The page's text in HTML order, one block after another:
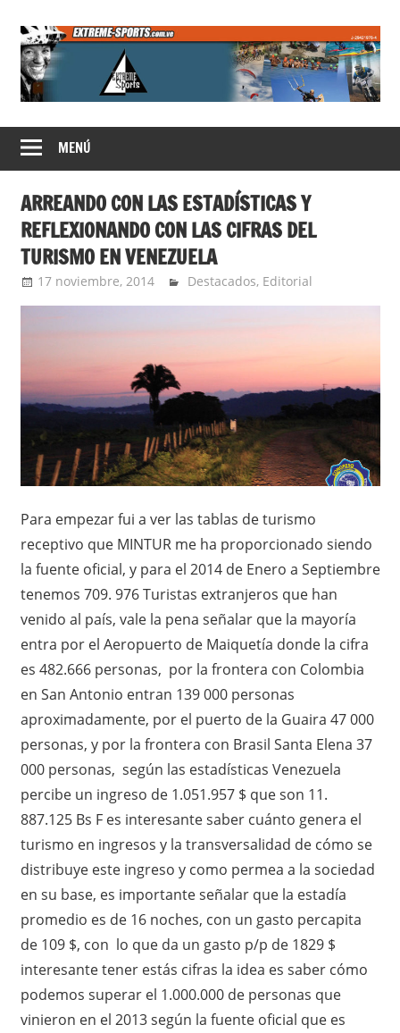
contenido
Extreme
Sports
MENÚ
ARREANDO CON LAS ESTADÍSTICAS Y
REFLEXIONANDO CON LAS CIFRAS DEL
TURISMO EN VENEZUELA
17 noviembre, 2014 Extreme Sports
Destacados, Editorial
Para empezar fui a ver las tablas de turismo
receptivo que MINTUR me ha proporcionado siendo
la fuente oficial, y para el 2014 de Enero a Septiembre
tenemos 709. 976 Turistas extranjeros que han
venido al país, vale la pena señalar que la mayoría
entra por el Aeropuerto de Maiquetía donde la cifra
es 482.666 personas, por la frontera con Colombia
en San Antonio entran 139 000 personas
aproximadamente, por el puerto de la Guaira 47 000
personas, y por la frontera con Brasil Santa Elena 37
000 personas, según las estadísticas Venezuela
percibe un ingreso de 1.051.957 $ que son 11.
887.125 Bs F es interesante saber cuánto genera el
turismo en ingresos y la transversalidad de cómo se
distribuye este ingreso y como permea a la sociedad
en su base, es importante señalar que la estadía
promedio es de 16 noches, con un gasto percapita
de 109 $, con lo que da un gasto p/p de 1829 $
interesante tener estás cifras la idea es saber cómo
podemos superar el 1.000.000 de personas que
vinieron en el 2013 según la fuente oficial que es